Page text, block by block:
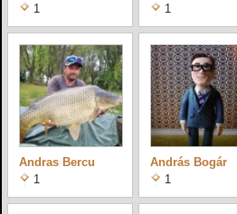
1
1
Andras Bercu
1
András Bogár
1